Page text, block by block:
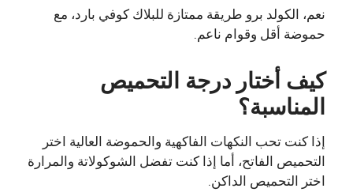
نعم، الكولد برو طريقة ممتازة للبلاك كوفي بارد، مع
حموضة أقل وقوام ناعم.
كيف أختار درجة التحميص
المناسبة؟
إذا كنت تحب النكهات الفاكهية والحموضة العالية اختر
التحميص الفاتح، أما إذا كنت تفضل الشوكولاتة والمرارة
اختر التحميص الداكن.